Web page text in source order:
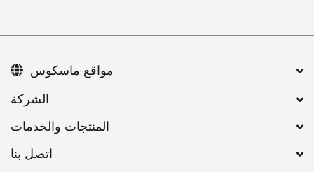
اتصل بنا
مواقع ماسكوس